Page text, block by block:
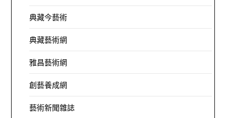
典藏今藝術
典藏藝術網
雅昌藝術網
創藝養成網
藝術新聞雜誌